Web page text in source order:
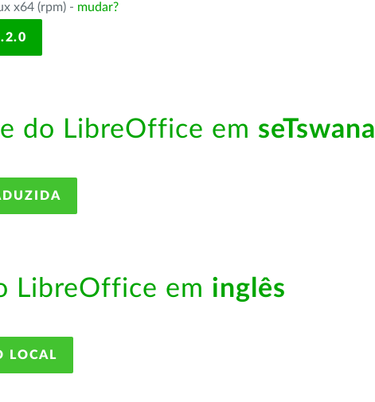
x64 (rpm) - mudar?
do LibreOffice em seTswana
LibreOffice em inglês
LOCAL